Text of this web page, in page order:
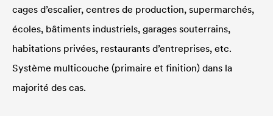
cages d’escalier, centres de production, supermarchés,
écoles, bâtiments industriels, garages souterrains,
habitations privées, restaurants d’entreprises, etc.
Système multicouche (primaire et finition) dans la
majorité des cas.